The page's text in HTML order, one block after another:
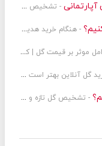
- تشخیص و شناسایی علائم بیماری گیاهان آپارتمانی | روش های پیشگیری
- هنگام خرید هدیه گل به چه نکاتی توجه کنیم؟ + مقایسه انواع گل
موثر بر قیمت گل | کیفیت + دیزاین
بهتر است یا حضوری؟ نگاهی دقیق به تفاوت دو تجربه خرید
- تشخیص گل تازه و باکیفیت